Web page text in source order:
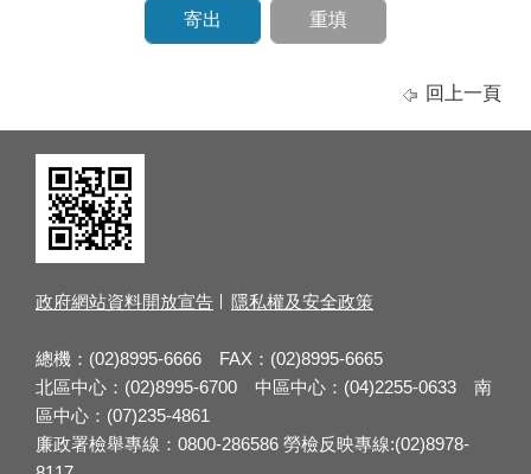
回上一頁
政府網站資料開放宣告 隱私權及安全政策
總機：(02)8995-6666 FAX：(02)8995-6665
北區中心：(02)8995-6700 中區中心：(04)2255-0633 南
區中心：(07)235-4861
廉政署檢舉專線：0800-286586 勞檢反映專線:(02)8978-